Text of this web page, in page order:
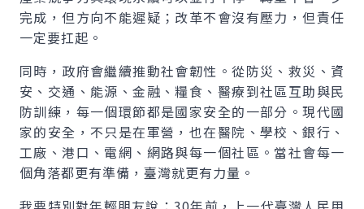
完成，但方向不能遲疑；改革不會沒有壓力，但責任
一定要扛起。
同時，政府會繼續推動社會韌性。從防災、救災、資
安、交通、能源、金融、糧食、醫療到社區互助與民
防訓練，每一個環節都是國家安全的一部分。現代國
家的安全，不只是在軍營，也在醫院、學校、銀行、
工廠、港口、電網、網路與每一個社區。當社會每一
個角落都更有準備，臺灣就更有力量。